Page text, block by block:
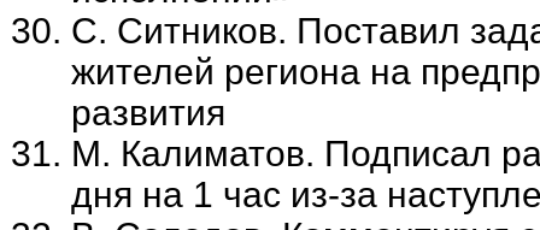
С. Ситников. Поставил
жителей региона на
развития
М. Калиматов. Подписал
дня на 1 час из-за